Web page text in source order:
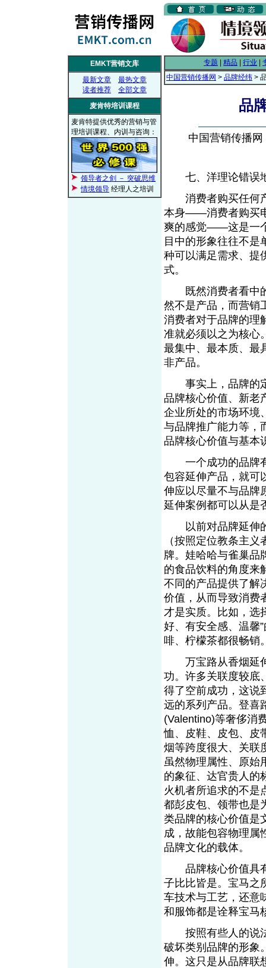
EMKT营销文库
最新文章
最热文章
读者推荐
全部文章
麦肯特培训课程
麦肯特提供优秀的营销与管
理培训课程、内训与咨询：
领导者之剑 － 突破思维
情境领导 经理人之培训
专题 精品 行业
中国营销传播网 > 品牌经纬 >
品
中国营销传播
七、洋理论错误地
消费者购买任何产
本身——消费者购买
爽的感觉——这是一
目中的形象往往不是
种可以满足需求、提
式。
既然消费者看中的
然不是产品，而营
消费者对于品牌的理
准就必须以之为核心
最集中、最本质、最
非产品。
事实上，品牌的定
品牌核心价值、新老
企业所处的市场环境
与品牌推广能力等，
品牌核心价值与基本
一个成功的品牌有
包容延伸产品，就可
伸应以尽量不与品牌
延伸案例都可以从是
以前对品牌延伸的
（按照定位教条主
牌。娃哈哈与雀巢品
的食品饮料的角度来
不同的产品提供了解
价值，从而导致消费
才是实质。比如，选
好、有安全感、温馨
啡、柠檬茶都很畅销
万宝路从香烟延伸
功。许多关联度较底
得了空前成功，这说
远的系列产品。登喜
(Valentino)等奢侈消
恤、皮鞋、皮包、皮
烟等跨度很大、关联
虽然物理属性、原始
的象征、达官贵人的
火机者所追求的不是
都彭皮包、领带也是
类品牌的核心价值是
成，故能包容物理属
品牌文化的载体。
品牌核心价值具有
子比比皆是。宝马之
车技术与工艺，还意
和服饰都是诠释宝马
按照有些人的说法
破坏类别品牌的形象
伸。这只是从品牌联